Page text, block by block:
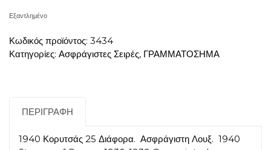
Εξαντλημένο
Κωδικός προϊόντος: 3434
Κατηγορίες: Ασφράγιστες Σειρές, ΓΡΑΜΜΑΤΟΣΗΜΑ
ΠΕΡΙΓΡΑΦΉ
1940 Κορυτσάς 25 Διάφορα. Ασφράγιστη Λουξ. 1940